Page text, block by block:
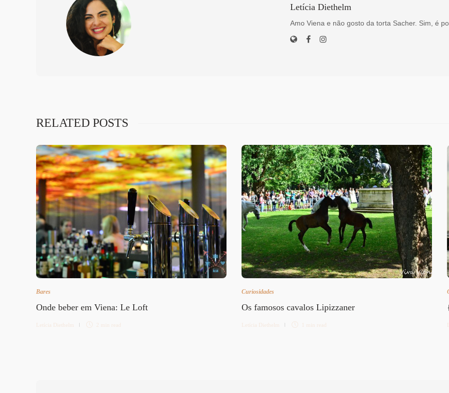
Letícia Diethelm
Amo Viena e não gosto da torta Sacher. Sim, é
RELATED POSTS
Bares
Onde beber em Viena: Le Loft
Letícia Diethelm 2 min read
Curiosidades
Os famosos cavalos Lipizzaner
Letícia Diethelm 1 min read